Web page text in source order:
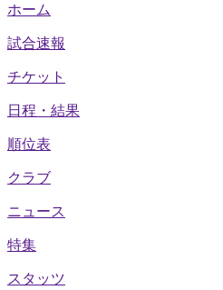
ホーム
試合速報
チケット
日程・結果
順位表
クラブ
ニュース
特集
スタッツ